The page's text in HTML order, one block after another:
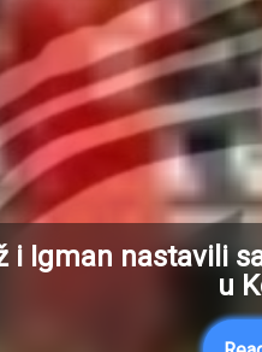
i Igman nastavili
u